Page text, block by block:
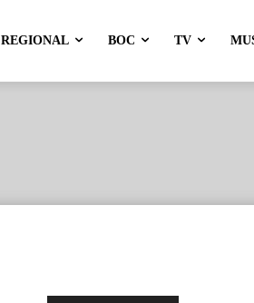
REGIONAL BOC TV